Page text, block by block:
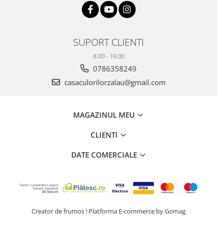
SUPORT CLIENTI
8.00 - 19.00
0786358249
casaculorilorzalau@gmail.com
MAGAZINUL MEU
CLIENTI
DATE COMERCIALE
Creator de frumos ! Platforma E-commerce by Gomag